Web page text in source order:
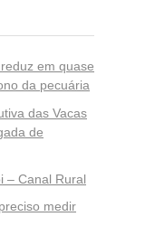
em quase
da pecuária
das Vacas
de
– Canal Rural
medir